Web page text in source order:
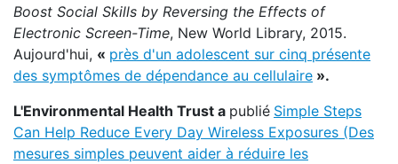
Boost Social Skills by Reversing the Effects of
Electronic Screen-Time, New World Library, 2015.
Aujourd'hui, « près d'un adolescent sur cinq présente
des symptômes de dépendance au cellulaire ».
L'Environmental Health Trust a publié Simple Steps
Can Help Reduce Every Day Wireless Exposures (Des
mesures simples peuvent aider à réduire les